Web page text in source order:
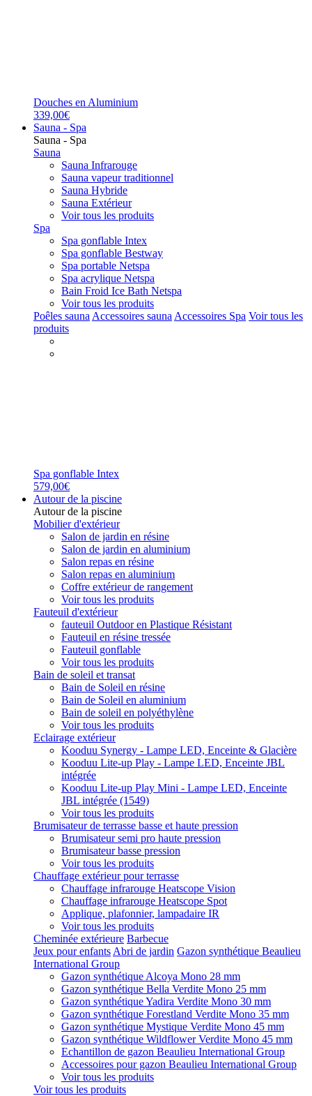
Douches en Aluminium
339,00€
Sauna - Spa
Sauna - Spa
Sauna
Sauna Infrarouge
Sauna vapeur traditionnel
Sauna Hybride
Sauna Extérieur
Voir tous les produits
Spa
Spa gonflable Intex
Spa gonflable Bestway
Spa portable Netspa
Spa acrylique Netspa
Bain Froid Ice Bath Netspa
Voir tous les produits
Poêles sauna Accessoires sauna Accessoires Spa Voir tous les
produits
Spa gonflable Intex
579,00€
Autour de la piscine
Autour de la piscine
Mobilier d'extérieur
Salon de jardin en résine
Salon de jardin en aluminium
Salon repas en résine
Salon repas en aluminium
Coffre extérieur de rangement
Voir tous les produits
Fauteuil d'extérieur
fauteuil Outdoor en Plastique Résistant
Fauteuil en résine tressée
Fauteuil gonflable
Voir tous les produits
Bain de soleil et transat
Bain de Soleil en résine
Bain de Soleil en aluminium
Bain de soleil en polyéthylène
Voir tous les produits
Eclairage extérieur
Kooduu Synergy - Lampe LED, Enceinte & Glacière
Kooduu Lite-up Play - Lampe LED, Enceinte JBL
intégrée
Kooduu Lite-up Play Mini - Lampe LED, Enceinte
JBL intégrée (1549)
Voir tous les produits
Brumisateur de terrasse basse et haute pression
Brumisateur semi pro haute pression
Brumisateur basse pression
Voir tous les produits
Chauffage extérieur pour terrasse
Chauffage infrarouge Heatscope Vision
Chauffage infrarouge Heatscope Spot
Applique, plafonnier, lampadaire IR
Voir tous les produits
Cheminée extérieure Barbecue
Jeux pour enfants Abri de jardin Gazon synthétique Beaulieu
International Group
Gazon synthétique Alcoya Mono 28 mm
Gazon synthétique Bella Verdite Mono 25 mm
Gazon synthétique Yadira Verdite Mono 30 mm
Gazon synthétique Forestland Verdite Mono 35 mm
Gazon synthétique Mystique Verdite Mono 45 mm
Gazon synthétique Wildflower Verdite Mono 45 mm
Echantillon de gazon Beaulieu International Group
Accessoires pour gazon Beaulieu International Group
Voir tous les produits
Voir tous les produits